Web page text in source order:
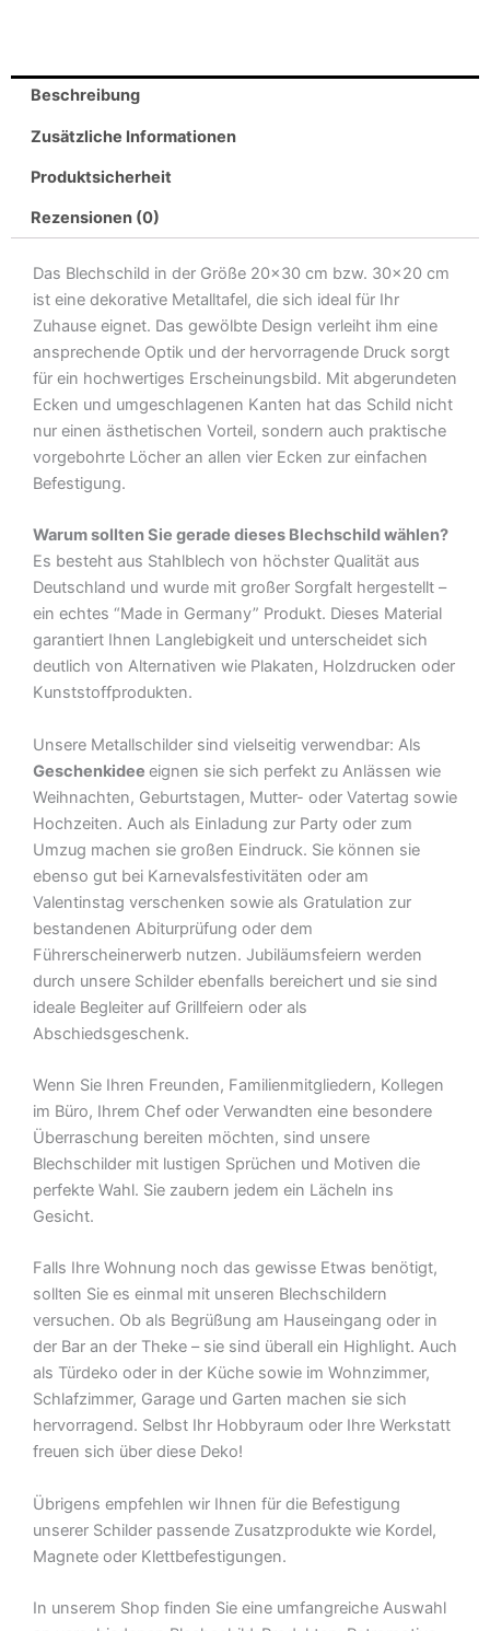
-
Spruch
wenn
nicht
glitzert
sinnlos
Deko
Blechschild
Menge
Beschreibung
Zusätzliche Informationen
Produktsicherheit
Rezensionen (0)
Das Blechschild in der Größe 20×30 cm bzw. 30×20 cm
ist eine dekorative Metalltafel, die sich ideal für Ihr
Zuhause eignet. Das gewölbte Design verleiht ihm eine
ansprechende Optik und der hervorragende Druck sorgt
für ein hochwertiges Erscheinungsbild. Mit abgerundeten
Ecken und umgeschlagenen Kanten hat das Schild nicht
nur einen ästhetischen Vorteil, sondern auch praktische
vorgebohrte Löcher an allen vier Ecken zur einfachen
Befestigung.
Warum sollten Sie gerade dieses Blechschild wählen?
Es besteht aus Stahlblech von höchster Qualität aus
Deutschland und wurde mit großer Sorgfalt hergestellt –
ein echtes “Made in Germany” Produkt. Dieses Material
garantiert Ihnen Langlebigkeit und unterscheidet sich
deutlich von Alternativen wie Plakaten, Holzdrucken oder
Kunststoffprodukten.
Unsere Metallschilder sind vielseitig verwendbar: Als
Geschenkidee eignen sie sich perfekt zu Anlässen wie
Weihnachten, Geburtstagen, Mutter- oder Vatertag sowie
Hochzeiten. Auch als Einladung zur Party oder zum
Umzug machen sie großen Eindruck. Sie können sie
ebenso gut bei Karnevalsfestivitäten oder am
Valentinstag verschenken sowie als Gratulation zur
bestandenen Abiturprüfung oder dem
Führerscheinerwerb nutzen. Jubiläumsfeiern werden
durch unsere Schilder ebenfalls bereichert und sie sind
ideale Begleiter auf Grillfeiern oder als
Abschiedsgeschenk.
Wenn Sie Ihren Freunden, Familienmitgliedern, Kollegen
im Büro, Ihrem Chef oder Verwandten eine besondere
Überraschung bereiten möchten, sind unsere
Blechschilder mit lustigen Sprüchen und Motiven die
perfekte Wahl. Sie zaubern jedem ein Lächeln ins
Gesicht.
Falls Ihre Wohnung noch das gewisse Etwas benötigt,
sollten Sie es einmal mit unseren Blechschildern
versuchen. Ob als Begrüßung am Hauseingang oder in
der Bar an der Theke – sie sind überall ein Highlight. Auch
als Türdeko oder in der Küche sowie im Wohnzimmer,
Schlafzimmer, Garage und Garten machen sie sich
hervorragend. Selbst Ihr Hobbyraum oder Ihre Werkstatt
freuen sich über diese Deko!
Übrigens empfehlen wir Ihnen für die Befestigung
unserer Schilder passende Zusatzprodukte wie Kordel,
Magnete oder Klettbefestigungen.
In unserem Shop finden Sie eine umfangreiche Auswahl